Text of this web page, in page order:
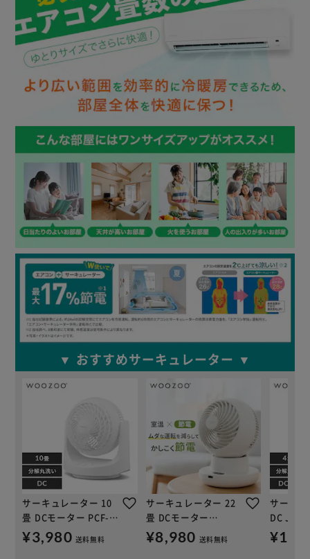
▼ おすすめサーキュレーター ▼
サーキュレーター 10
畳 DCモーター PCF-
MKD15EC-W ホワイト
¥3,980 送料無料
サーキュレーター 22
畳 DCモーター
WOOZOO 360 i PCF-
SDS15TEC-PD-W ホワ
¥8,980 送料無料
サーキ
DC JET
ト